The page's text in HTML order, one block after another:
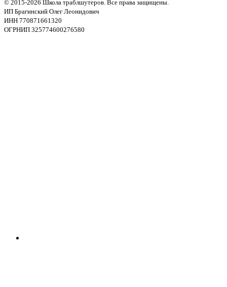
© 2015-2026 Школа траблшутеров. Все права защищены.
ИП Брагинский Олег Леонидович
ИНН 770871661320
ОГРНИП 325774600276580